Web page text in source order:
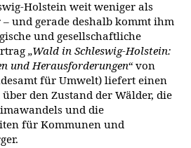
Holstein weit weniger als
und gerade deshalb kommt ihm
und gesellschaftliche
„Wald in Schleswig-Holstein:
und Herausforderungen“von
für Umwelt) liefert einen
den Zustand der Wälder, die
und die
für Kommunen und